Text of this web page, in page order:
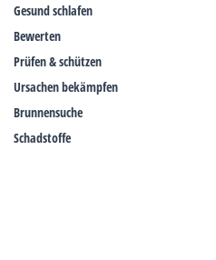
Gesund schlafen
Bewerten
Prüfen & schützen
Ursachen bekämpfen
Brunnensuche
Schadstoffe